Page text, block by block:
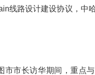
线路设计建设协议，中
市长访华期间，重点与